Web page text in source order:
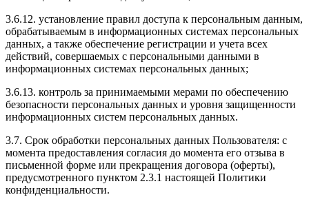
3.6.12. установление правил доступа к персональным данным,
обрабатываемым в информационных системах персональных
данных, а также обеспечение регистрации и учета всех
действий, совершаемых с персональными данными в
информационных системах персональных данных;
3.6.13. контроль за принимаемыми мерами по обеспечению
безопасности персональных данных и уровня защищенности
информационных систем персональных данных.
3.7. Срок обработки персональных данных Пользователя: с
момента предоставления согласия до момента его отзыва в
письменной форме или прекращения договора (оферты),
предусмотренного пунктом 2.3.1 настоящей Политики
конфиденциальности.